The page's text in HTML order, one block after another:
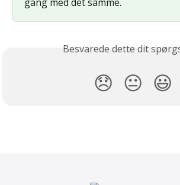
Besvarede dette dit
😞 😐 😃